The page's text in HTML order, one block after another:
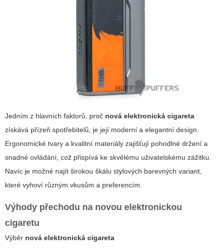
Jedním z hlavních faktorů, proč nová elektronická cigareta
získává přízeň spotřebitelů, je její moderní a elegantní design.
Ergonomické tvary a kvalitní materiály zajišťují pohodlné držení a
snadné ovládání, což přispívá ke skvělému uživatelskému zážitku.
Navíc je možné najít širokou škálu stylových barevných variant,
které vyhoví různým vkusům a preferencím.
Výhody přechodu na novou elektronickou
cigaretu
Výběr nová elektronická cigareta